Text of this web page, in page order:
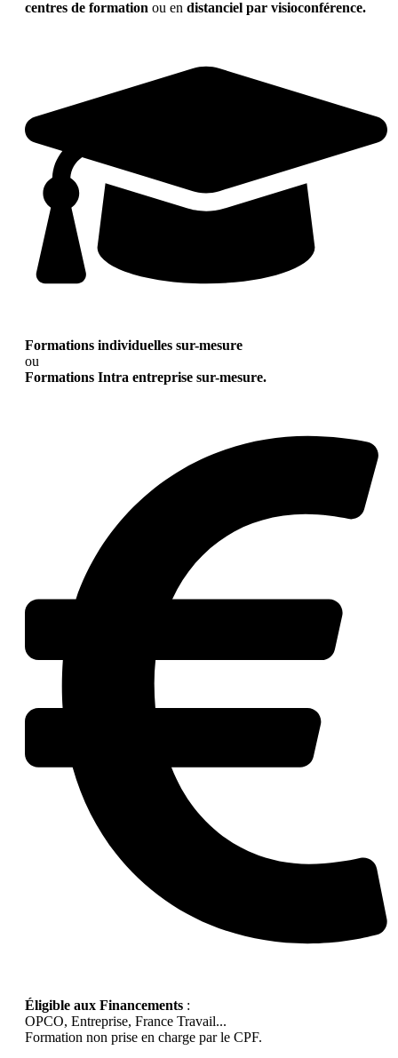
centres de formation ou en distanciel par visioconférence.
Formations individuelles sur-mesure
ou
Formations Intra entreprise sur-mesure.
Éligible aux Financements :
OPCO, Entreprise, France Travail...
Formation non prise en charge par le CPF.